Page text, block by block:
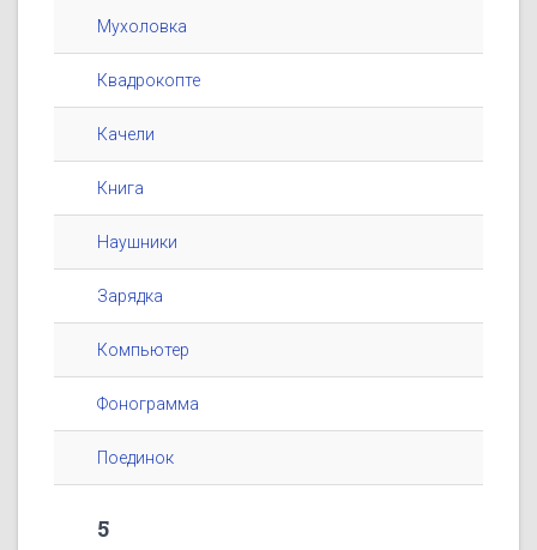
Мухоловка
Квадрокопте
Качели
Книга
Наушники
Зарядка
Компьютер
Фонограмма
Поединок
5